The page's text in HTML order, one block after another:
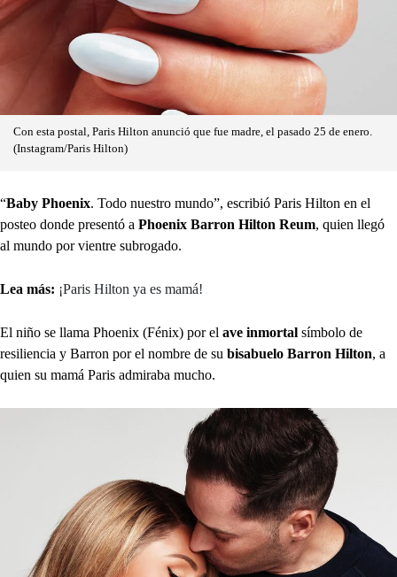
Con esta postal, Paris Hilton anunció que fue madre, el pasado 25 de enero.
(Instagram/Paris Hilton)
“Baby Phoenix. Todo nuestro mundo”, escribió Paris Hilton en el
posteo donde presentó a Phoenix Barron Hilton Reum, quien llegó
al mundo por vientre subrogado.
Lea más: ¡Paris Hilton ya es mamá!
El niño se llama Phoenix (Fénix) por el ave inmortal símbolo de
resiliencia y Barron por el nombre de su bisabuelo Barron Hilton, a
quien su mamá Paris admiraba mucho.